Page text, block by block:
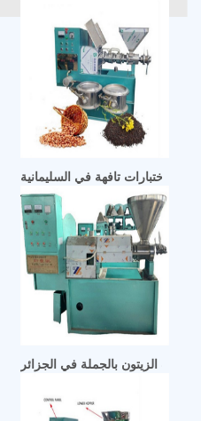
البذور
– اختبارات تافهة في السليمانية
آلة إعادة تدوير زيت الطهي إلى
زيت الزيتون بالجملة في الجزائر